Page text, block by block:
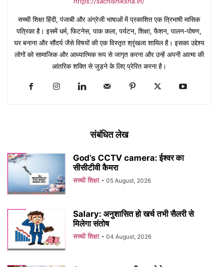
सच्ची शिक्षा हिंदी, पंजाबी और अंग्रेजी भाषाओं में प्रकाशित एक त्रिभाषी मासिक
पत्रिका है। इसमें धर्म, फिटनेस, पाक कला, पर्यटन, शिक्षा, फैशन, पालन-पोषण,
घर बनाना और सौंदर्य जैसे विषयों की एक विस्तृत श्रृंखला शामिल है। इसका उद्देश्य
लोगों को सामाजिक और आध्यात्मिक रूप से जागृत करना और उन्हें अपनी आत्मा की
आंतरिक शक्ति से जुड़ने के लिए प्रेरित करना है।
संबंधित लेख
God’s CCTV camera: ईश्वर का
सीसीटीवी कैमरा
सच्ची शिक्षा - 05 August, 2026
Salary: अनुशासित हो खर्च तभी सैलरी से
मिलेगा संतोष
सच्ची शिक्षा - 04 August, 2026